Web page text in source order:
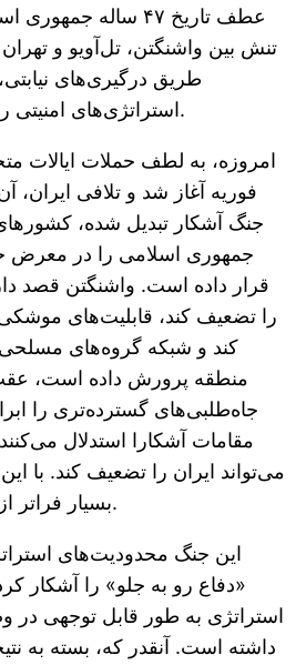
عطف تاریخ ۴۷ ساله
تنش بین واشنگتن، تل‌آویو و
طریق درگیری‌های
استراتژی‌های امنیتی رقابتی ادامه داشته است.
فوریه آغاز شد و تلافی
جنگ آشکار تبدیل شده،
جمهوری اسلامی را در معرض
قرار داده است. واشنگتن قصد
را تضعیف کند، قابلیت‌های
کند و شبکه گروه‌های
منطقه پرورش داده است،
جاه‌طلبی‌های گسترده‌تری را
مقامات آشکارا استدلال
می‌تواند ایران را تضعیف کند. با
بسیار فراتر از این اهداف فوری است.
این جنگ محدودیت‌های
«دفاع رو به جلو» را آشکار
استراتژی به طور قابل توجهی
داشته است. آنقدر که، بسته به